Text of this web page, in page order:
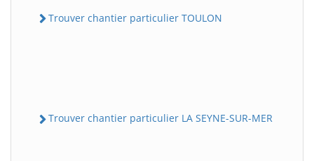
Trouver chantier particulier TOULON
Trouver chantier particulier LA SEYNE-SUR-MER